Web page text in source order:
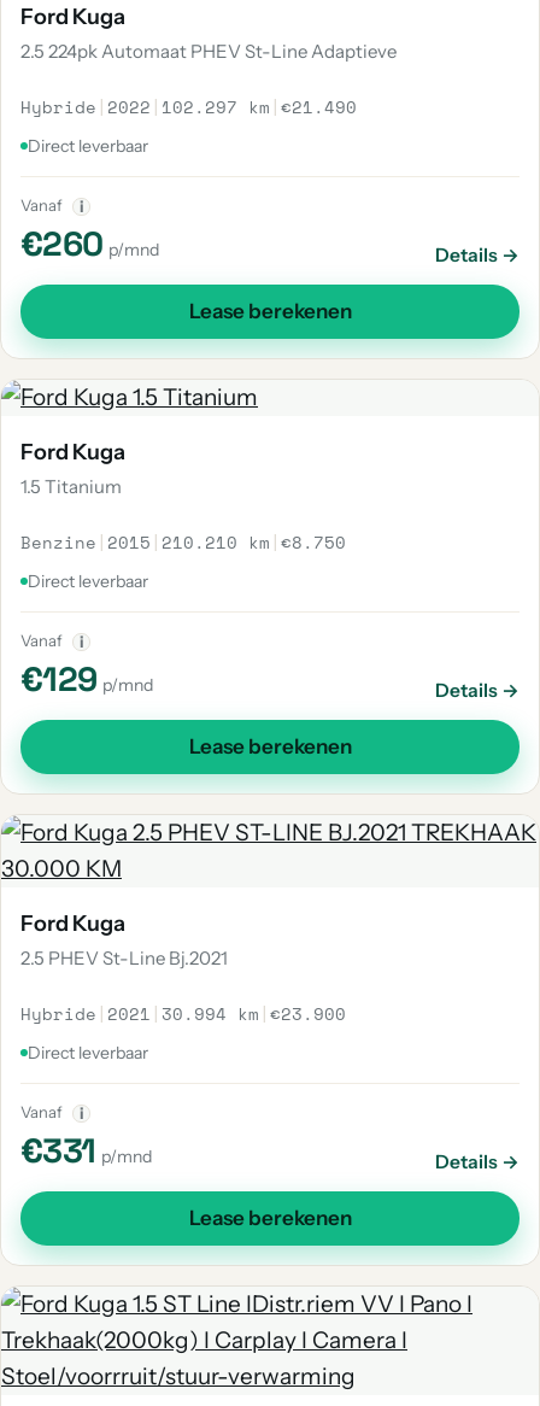
Ford Kuga
2.5 224pk Automaat PHEV St-Line Adaptieve
Hybride | 2022 | 102.297 km |€21.490
Direct leverbaar
Vanaf i
€260 p/mnd Details →
Lease berekenen
Ford Kuga
1.5 Titanium
Benzine | 2015 | 210.210 km |€8.750
Direct leverbaar
Vanaf i
€129 p/mnd Details →
Lease berekenen
Ford Kuga
2.5 PHEV St-Line Bj.2021
Hybride | 2021 | 30.994 km |€23.900
Direct leverbaar
Vanaf i
€331 p/mnd Details →
Lease berekenen